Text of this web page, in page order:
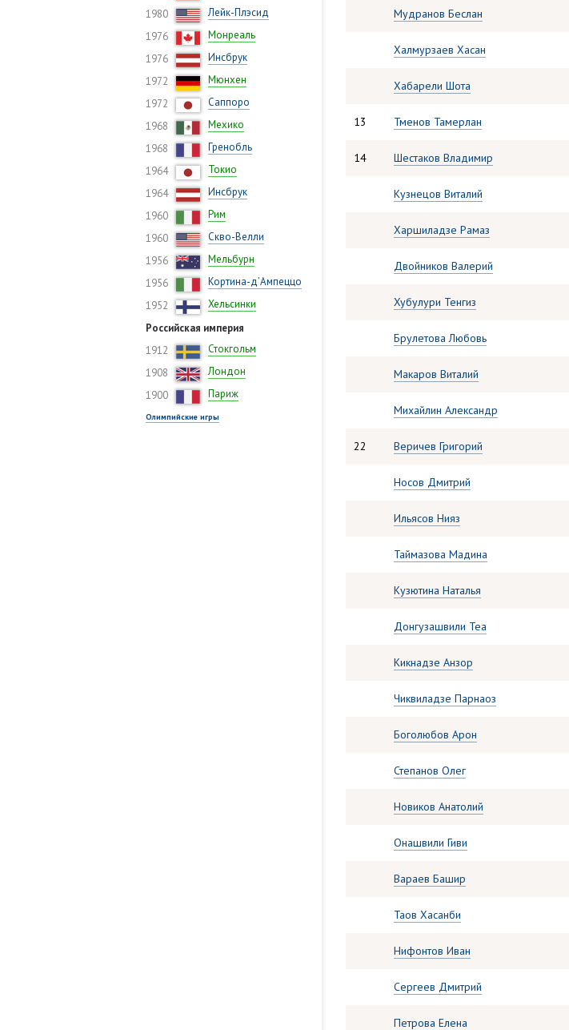
1980
Лейк-Плэсид
1976
Монреаль
1976
Инсбрук
1972
Мюнхен
1972
Саппоро
1968
Мехико
1968
Гренобль
1964
Токио
1964
Инсбрук
1960
Рим
1960
Скво-Велли
1956
Мельбурн
1956
Кортина-д’Ампеццо
1952
Хельсинки
Российская империя
1912
Стокгольм
1908
Лондон
1900
Париж
Олимпийские игры
Мудранов Беслан
Халмурзаев Хасан
Хабарели Шота
13 Тменов Тамерлан
14 Шестаков Владимир
Кузнецов Виталий
Харшиладзе Рамаз
Двойников Валерий
Хубулури Тенгиз
Брулетова Любовь
Макаров Виталий
Михайлин Александр
22 Веричев Григорий
Носов Дмитрий
Ильясов Нияз
Таймазова Мадина
Кузютина Наталья
Донгузашвили Теа
Кикнадзе Анзор
Чиквиладзе Парнаоз
Боголюбов Арон
Степанов Олег
Новиков Анатолий
Онашвили Гиви
Вараев Башир
Таов Хасанби
Нифонтов Иван
Сергеев Дмитрий
Петрова Елена